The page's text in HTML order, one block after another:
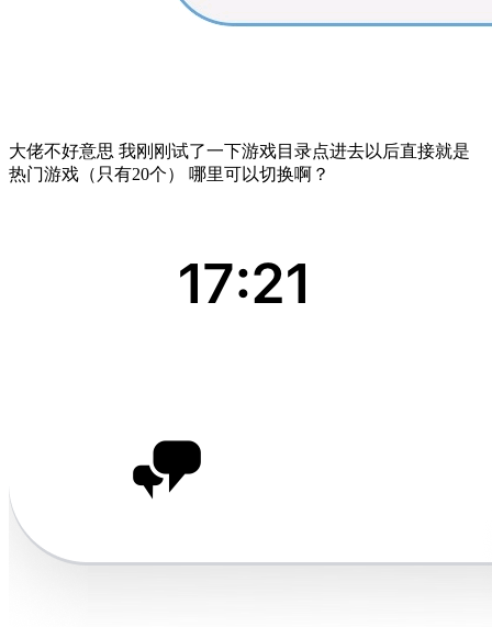
大佬不好意思 我刚刚试了一下游戏目录点进去以后直接就是
热门游戏（只有20个） 哪里可以切换啊？